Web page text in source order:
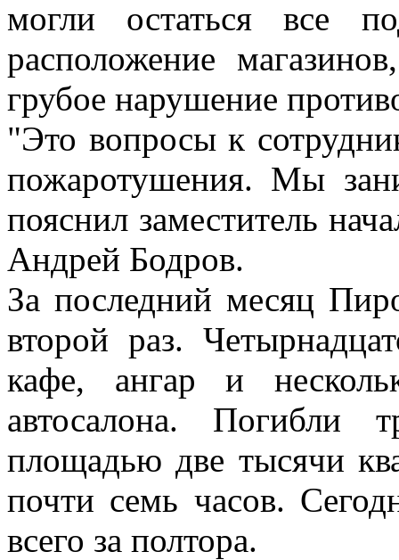
могли остаться все
расположение
грубое нарушение
"Это вопросы к
пожаротушения. Мы
пояснил заместитель
Андрей Бодров.
За последний месяц
второй раз.
кафе, ангар и
автосалона. Погибли
площадью две тысячи
почти семь часов.
всего за полтора.